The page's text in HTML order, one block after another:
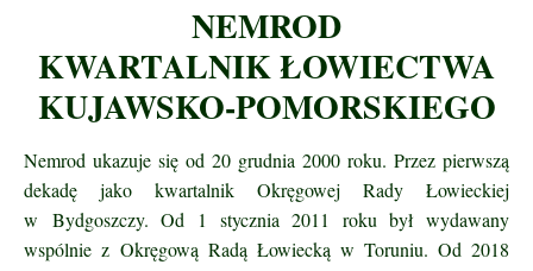
NEMROD
KWARTALNIK ŁOWIECTWA
KUJAWSKO-POMORSKIEGO
Nemrod ukazuje się od 20 grudnia 2000 roku. Przez pierwszą
dekadę jako kwartalnik Okręgowej Rady Łowieckiej
w Bydgoszczy. Od 1 stycznia 2011 roku był wydawany
wspólnie z Okręgową Radą Łowiecką w Toruniu. Od 2018